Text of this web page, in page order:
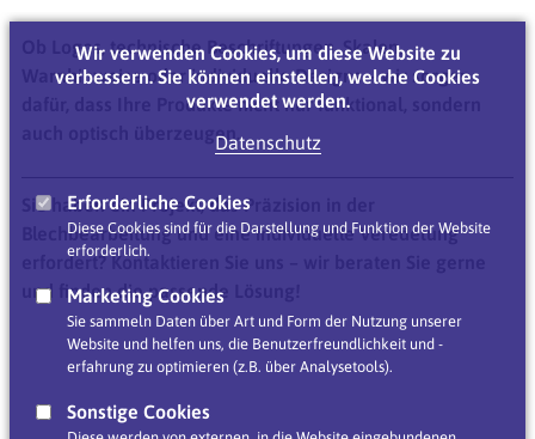
Wir verwenden Cookies, um diese Website zu
verbessern. Sie können einstellen, welche Cookies
verwendet werden.
Datenschutz
Erforderliche Cookies
Diese Cookies sind für die Darstellung und Funktion der Website
erforderlich.
Marketing Cookies
Sie sammeln Daten über Art und Form der Nutzung unserer
Website und helfen uns, die Benutzerfreundlichkeit und -
erfahrung zu optimieren (z.B. über Analysetools).
Sonstige Cookies
Ob Logos, technische Beschriftungen, Skalen,
Warnhinweise oder individuelle Designs – wir sorgen
dafür, dass Ihre Produkte nicht nur funktional, sondern
auch optisch überzeugen.
Sie haben ein Projekt, das Präzision in der
Blechbearbeitung und eine individuelle Veredelung
erfordert? Kontaktieren Sie uns – wir beraten Sie gerne
und finden die passende Lösung!